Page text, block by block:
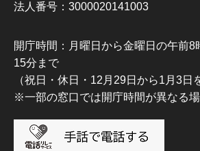
法人番号：3000020141003
開庁時間：月曜日から金曜日の午前8
15分まで
（祝日・休日・12月29日から1月3日
※一部の窓口では開庁時間が異なる